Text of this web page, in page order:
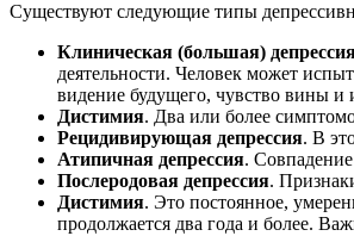
Существуют следующие типы
Клиническая (большая)
деятельности. Человек может
видение будущего, чувство вины
Дистимия. Два или более
Рецидивирующая депрессия. В
Атипичная депрессия.
Послеродовая депрессия.
Дистимия. Это постоянное,
продолжается два года и более.